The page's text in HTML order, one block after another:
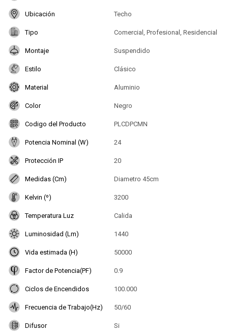
Ubicación Techo
Tipo Comercial, Profesional, Residencial
Montaje Suspendido
Estilo Clásico
Material Aluminio
Color Negro
Codigo del Producto PLCDPCMN
Potencia Nominal (W) 24
Protección IP 20
Medidas (Cm) Diametro 45cm
Kelvin (º) 3200
Temperatura Luz Calida
Luminosidad (Lm) 1440
Vida estimada (H) 50000
Factor de Potencia(PF) 0.9
Ciclos de Encendidos 100.000
Frecuencia de Trabajo(Hz) 50/60
Difusor Si